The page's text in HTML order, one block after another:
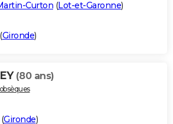
Curton (Lot-et-Garonne)
Gironde)
(80 ans)
(Gironde)